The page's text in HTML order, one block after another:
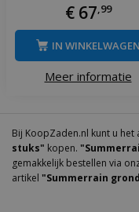
€ 67 99
Meer informatie
IN WINKELWAGEN
Bij KoopZaden.nl kunt u het
stuks" kopen.
gemakkelijk bestellen via
artikel "Summerrain